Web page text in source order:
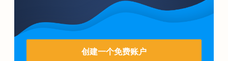
创建一个免费账户